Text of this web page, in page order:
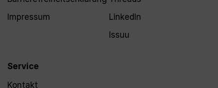
Impressum
Service
Kontakt
LinkedIn
Issuu